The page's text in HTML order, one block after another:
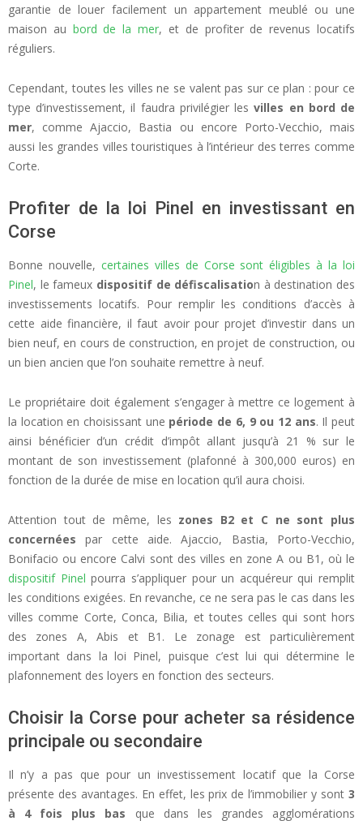
garantie de louer facilement un appartement meublé ou une
maison au bord de la mer, et de profiter de revenus locatifs
réguliers.
Cependant, toutes les villes ne se valent pas sur ce plan : pour ce
type d’investissement, il faudra privilégier lesvilles en bord de
mer, comme Ajaccio, Bastia ou encore Porto-Vecchio, mais
aussi les grandes villes touristiques à l’intérieur des terres comme
Corte.
Profiter de la loi Pinel en investissant en
Corse
Bonne nouvelle, certaines villes de Corse sont éligibles à la loi
Pinel, le fameux dispositif de défiscalisation à destination des
investissements locatifs. Pour remplir les conditions d’accès à
cette aide financière, il faut avoir pour projet d’investir dans un
bien neuf, en cours de construction, en projet de construction, ou
un bien ancien que l’on souhaite remettre à neuf.
Le propriétaire doit également s’engager à mettre ce logement à
la location en choisissant une période de 6, 9 ou 12 ans. Il peut
ainsi bénéficier d’un crédit d’impôt allant jusqu’à 21 % sur le
montant de son investissement (plafonné à 300,000 euros) en
fonction de la durée de mise en location qu’il aura choisi.
Attention tout de même, les zones B2 et C ne sont plus
concernées par cette aide. Ajaccio, Bastia, Porto-Vecchio,
Bonifacio ou encore Calvi sont des villes en zone A ou B1, où le
dispositif Pinel pourra s’appliquer pour un acquéreur qui remplit
les conditions exigées. En revanche, ce ne sera pas le cas dans les
villes comme Corte, Conca, Bilia, et toutes celles qui sont hors
des zones A, Abis et B1. Le zonage est particulièrement
important dans la loi Pinel, puisque c’est lui qui détermine le
plafonnement des loyers en fonction des secteurs.
Choisir la Corse pour acheter sa résidence
principale ou secondaire
Il n’y a pas que pour un investissement locatif que la Corse
présente des avantages. En effet, les prix de l’immobilier y sont 3
à 4 fois plus bas que dans les grandes agglomérations